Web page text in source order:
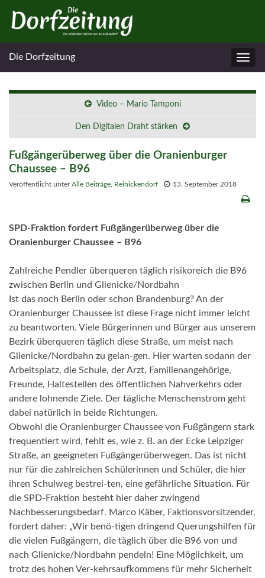
Die Dorfzeitung
Video – Mario Tamponi
Den Digitalen Draht stärken
Fußgängerüberweg über die Oranienburger
Chaussee – B96
Veröffentlicht unterAlle Beiträge Reinickendorf 13. September 2018
SPD-Fraktion fordert Fußgängerüberweg über die
Oranienburger Chaussee – B96
Zahlreiche Pendler überqueren täglich risikoreich die B96
zwischen Berlin und Glienicke/Nordbahn
Ist das noch Berlin oder schon Brandenburg? An der
Oranienburger Chaussee ist diese Frage nicht immer leicht
zu beantworten. Viele Bürgerinnen und Bürger aus unserem
Bezirk überqueren täglich diese Straße, um meist nach
Glienicke/Nordbahn zu gelan-gen. Hier warten sodann der
Arbeitsplatz, die Schule, der Arzt, Familienangehörige,
Freunde, Haltestellen des öffentlichen Nahverkehrs oder
andere lohnende Ziele. Der tägliche Menschenstrom geht
dabei natürlich in beide Richtungen.
Obwohl die Oranienburger Chaussee von Fußgängern stark
frequentiert wird, fehlt es, wie z. B. an der Ecke Leipziger
Straße, an geeigneten Fußgängerüberwegen. Das ist nicht
nur für die zahlreichen Schülerinnen und Schüler, die hier
ihren Schulweg bestrei-ten, eine gefährliche Situation. Für
die SPD-Fraktion besteht hier daher zwingend
Nachbesserungsbedarf. Marco Käber, Faktionsvorsitzender,
fordert daher: „Wir benö-tigen dringend Querungshilfen für
die vielen Fußgängern, die täglich über die B96 von und
nach Glienicke/Nordbahn pendeln! Eine Möglichkeit, um
trotz des hohen Ver-kehrsaufkommens für mehr Sicherheit